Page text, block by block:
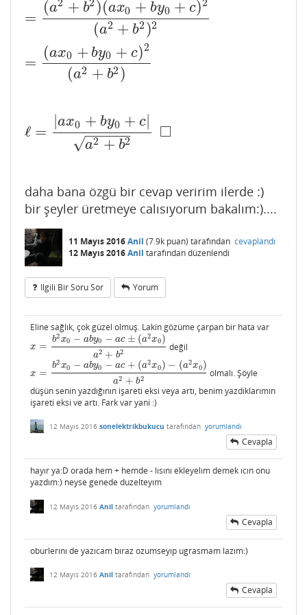
=
(a2 + b2 )(ax0 + by0 + c)2
(a2 + b2 )2
=
(ax0 + by0 + c)2
(a2 + b2 )
ℓ =
|ax0 + by0 + c
a2 + b2
− −
−−−−
√
ℓ =|a x0+by0+c|a2+b2 □
◻
daha bana özgü bir cevap veririm ilerde :)
bir şeyler üretmeye calısıyorum bakalım:)....
11 Mayıs 2016Anil (7.9k puan) tarafından cevaplandı
12 Mayıs 2016Anil tarafındandüzenlendi
Ilgili Bir Soru Sor Yorum
Eline sağlık, çok güzel olmuş. Lakin gözüme çarpan bir hata var
x =
b2x0 − aby0 − ac ± (a2x0)
a2 + b2
x= b2 x0−aby0−ac±(a2x0)a2+b2 değil
x =
b2x0 − aby0 − ac + (a2x0) − (a2x0 )
a2 + b2
x= b2 x0−aby0−ac+(a2x0)−(a2x0)a2+b2
olmalı. Şöyle
düşün senin yazdığının işareti eksi veya artı, benim yazdıklarımın
işareti eksi ve artı. Fark var yani :)
12 Mayıs 2016 sonelektrikbukucu tarafından yorumlandı
Cevapla
hayır ya:D orada hem + hemde - lısını ekleyelım demek ıcın onu
yazdım:) neyse genede duzelteyım
12 Mayıs 2016 Anil tarafından yorumlandı
Cevapla
oburlerını de yazıcam bıraz ozumseyıp ugrasmam lazım:)
12 Mayıs 2016 Anil tarafından yorumlandı
Cevapla